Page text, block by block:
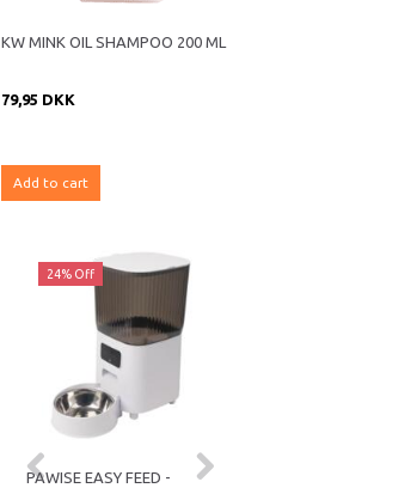
KW MINK OIL SHAMPOO 200 ML
79,95 DKK
Add to cart
24% Off
PAWISE EASY FEED -